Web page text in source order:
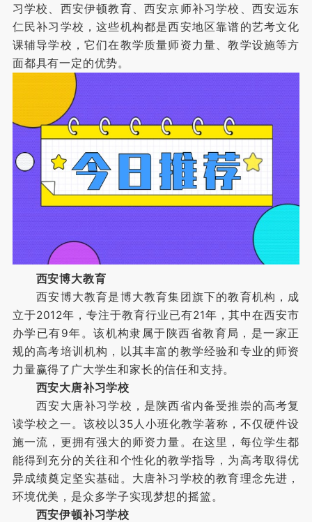
习学校、西安伊顿教育、西安京师补习学校、西安远东
仁民补习学校，这些机构都是西安地区靠谱的艺考文化
课辅导学校，它们在教学质量师资力量、教学设施等方
面都具有一定的优势。
西安博大教育
西安博大教育是博大教育集团旗下的教育机构，成
立于2012年，专注于教育行业已有21年，其中在西安市
办学已有9年。该机构隶属于陕西省教育局，是一家正
规的高考培训机构，以其丰富的教学经验和专业的师资
力量赢得了广大学生和家长的信任和支持。
西安大唐补习学校
西安大唐补习学校，是陕西省内备受推崇的高考复
读学校之一。该校以35人小班化教学著称，不仅硬件设
施一流，更拥有强大的师资力量。在这里，每位学生都
能得到充分的关往和个性化的教学指导，为高考取得优
异成绩奠定坚实基础。大唐补习学校的教育理念先进，
环境优美，是众多学子实现梦想的摇篮。
西安伊顿补习学校